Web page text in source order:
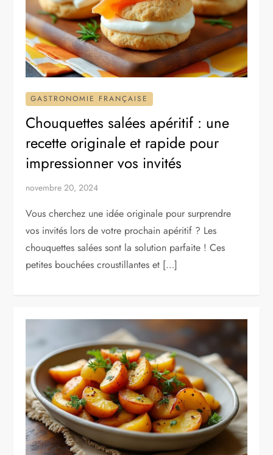
GASTRONOMIE FRANÇAISE
Chouquettes salées apéritif : une
recette originale et rapide pour
impressionner vos invités
novembre 20, 2024
Vous cherchez une idée originale pour surprendre
vos invités lors de votre prochain apéritif ? Les
chouquettes salées sont la solution parfaite ! Ces
petites bouchées croustillantes et […]